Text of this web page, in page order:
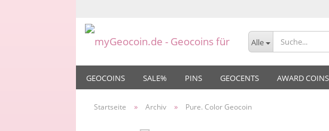
Alle
GEOCOINS SALE% PINS GEOCENTS AWARD COINS
Startseite » Archiv » Pure. Color Geocoin